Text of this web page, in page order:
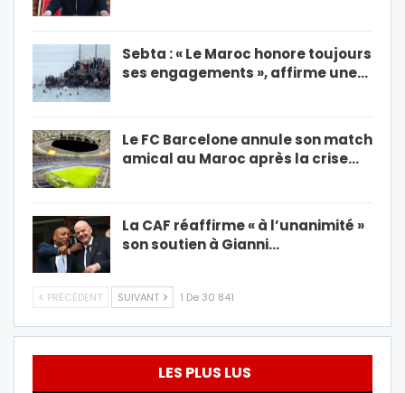
Sebta : « Le Maroc honore toujours
ses engagements », affirme une…
Le FC Barcelone annule son match
amical au Maroc après la crise…
La CAF réaffirme « à l’unanimité »
son soutien à Gianni…
PRÉCÉDENT SUIVANT 1 De 30 841
LES PLUS LUS